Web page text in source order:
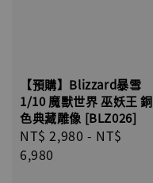
【預購】Blizzard暴雪
1/10 魔獸世界 巫妖王 銅
色典藏雕像 [BLZ026]
Regular
price
NT$ 2,980 - NT$
6,980